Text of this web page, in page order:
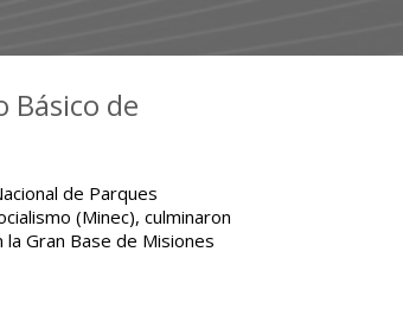
Básico de
de Parques
(Minec), culminaron
Gran Base de Misiones